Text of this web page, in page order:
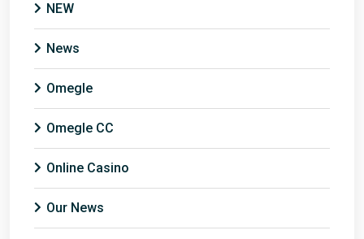
NEW
News
Omegle
Omegle CC
Online Casino
Our News